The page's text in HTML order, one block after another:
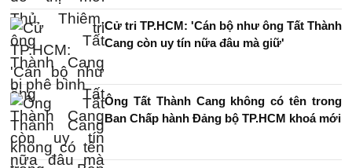
Cử tri TP.HCM: 'Cán bộ như ông Tất Thành
Cang còn uy tín nữa đâu mà giữ'
Ông Tất Thành Cang không có tên trong
Ban Chấp hành Đảng bộ TP.HCM khoá mới